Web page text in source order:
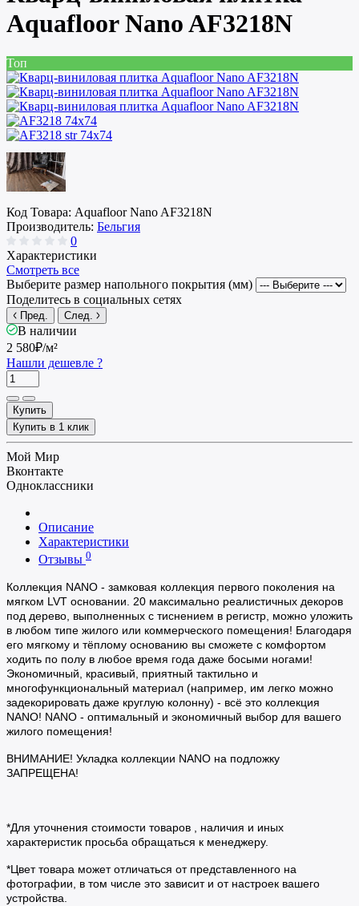
Aquafloor Nano AF3218N
Топ
Код Товара: Aquafloor Nano AF3218N
Производитель: Бельгия
0
Характеристики
Смотреть все
Выберите размер напольного покрытия (мм)
Поделитесь в социальных сетях
Пред. След.
В наличии
2 580₽/м²
Нашли дешевле ?
Купить
Купить в 1 клик
Мой Мир
Вконтакте
Одноклассники
Описание
Характеристики
Отзывы 0
Коллекция NANO - замковая коллекция первого поколения на
мягком LVT основании. 20 максимально реалистичных декоров
под дерево, выполненных с тиснением в регистр, можно уложить
в любом типе жилого или коммерческого помещения! Благодаря
его мягкому и тёплому основанию вы сможете с комфортом
ходить по полу в любое время года даже босыми ногами!
Экономичный, красивый, приятный тактильно и
многофункциональный материал (например, им легко можно
задекорировать даже круглую колонну) - всё это коллекция
NANO! NANO - оптимальный и экономичный выбор для вашего
жилого помещения!
ВНИМАНИЕ! Укладка коллекции NANO на подложку
ЗАПРЕЩЕНА!
*Для уточнения стоимости товаров , наличия и иных
характеристик просьба обращаться к менеджеру.
*Цвет товара может отличаться от представленного на
фотографии, в том числе это зависит и от настроек вашего
устройства.